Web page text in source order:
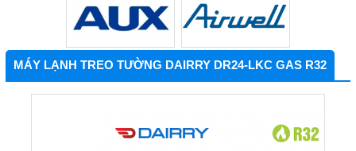
MÁY LẠNH TREO TƯỜNG DAIRRY DR24-LKC GAS R32